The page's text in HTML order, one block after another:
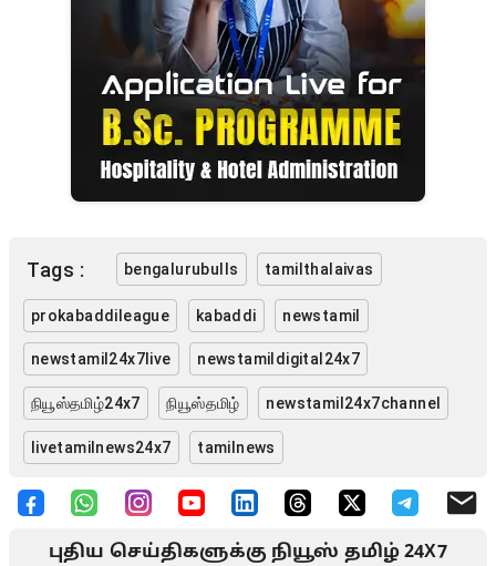
Tags : bengalurubulls tamilthalaivas
prokabaddileague kabaddi newstamil
newstamil24x7live newstamildigital24x7
நியூஸ்தமிழ்24x7 நியூஸ்தமிழ் newstamil24x7channel
livetamilnews24x7 tamilnews
புதிய செய்திகளுக்கு நியூஸ் தமிழ் 24X7